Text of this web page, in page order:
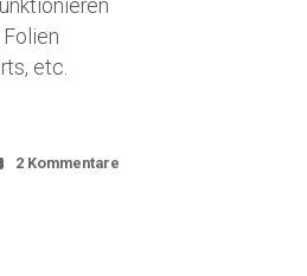
etc.
2 Kommentare